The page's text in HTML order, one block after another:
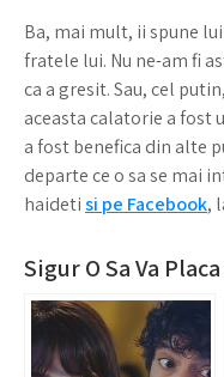
Ba, mai mult, ii spune
fratele lui. Nu ne-am fi
ca a gresit. Sau, cel
aceasta calatorie a fost
a fost benefica din alte
departe ce o sa se mai
haidetisi pe Facebook,
Sigur O Sa Va